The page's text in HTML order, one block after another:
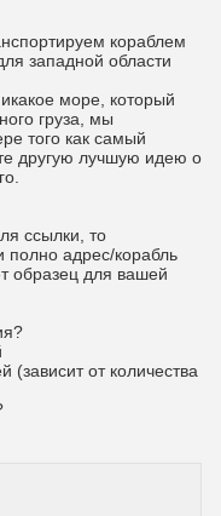
кораблем
западной области
море, который
груза, мы
того как самый
другую лучшую идею о
ссылки, то
полно адрес/корабль
образец для вашей
от количества